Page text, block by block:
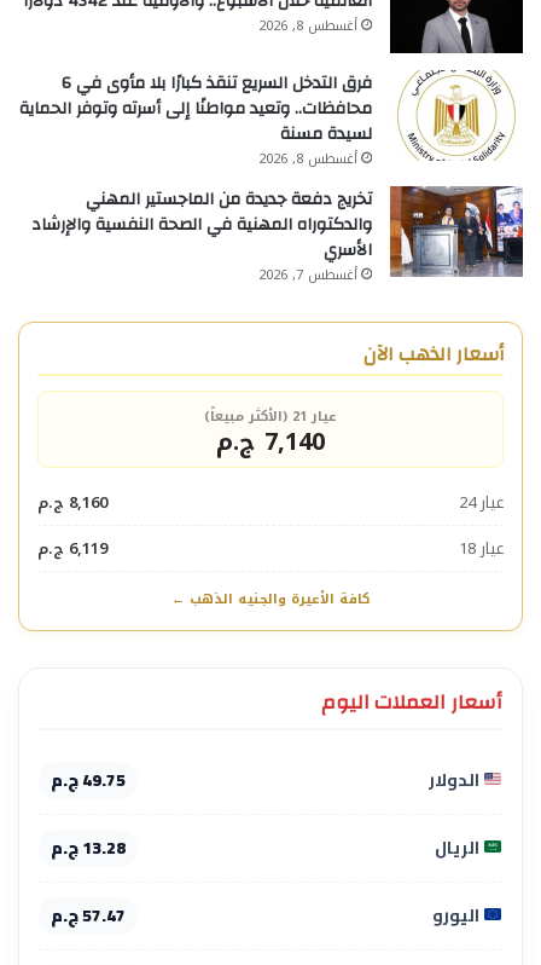
أغسطس 8, 2026
فرق التدخل السريع تنقذ كبارًا بلا مأوى في 6
محافظات.. وتعيد مواطنًا إلى أسرته وتوفر الحماية
لسيدة مسنة
أغسطس 8, 2026
تخريج دفعة جديدة من الماجستير المهني
والدكتوراه المهنية في الصحة النفسية والإرشاد
الأسري
أغسطس 7, 2026
أسعار الذهب الآن
عيار 21 (الأكثر مبيعاً)
7,140 ج.م
عيار 24
8,160 ج.م
عيار 18
6,119 ج.م
كافة الأعيرة والجنيه الذهب ←
أسعار العملات اليوم
الدولار 49.75 ج.م
الريال 13.28 ج.م
اليورو 57.47 ج.م